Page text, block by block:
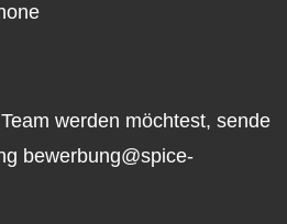
werden möchtest, sende
bewerbung@spice-